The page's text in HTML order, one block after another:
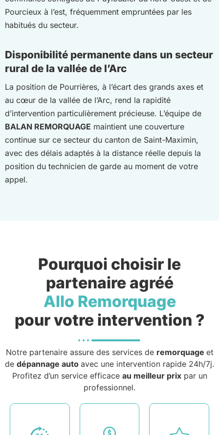
Pourcieux à l’est, fréquemment empruntées par les
habitués du secteur.
Disponibilité permanente dans un secteur
rural de la vallée de l’Arc
La position de Pourrières, à l’écart des grands axes et
au cœur de la vallée de l’Arc, rend la rapidité
d’intervention particulièrement précieuse. L’équipe de
BALAN REMORQUAGE maintient une couverture
continue sur ce secteur du canton de Saint-Maximin,
avec des délais adaptés à la distance réelle depuis la
position du technicien de garde au moment de votre
appel.
Pourquoi choisir le
partenaire agréé
Allo Remorquage
pour votre intervention ?
Notre partenaire assure des services de remorquage et
de dépannage auto avec une intervention rapide 24h/7j.
Profitez d’un service efficace au meilleur prixpar un
professionnel.